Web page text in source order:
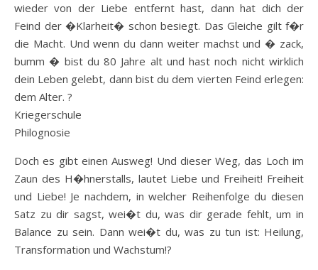
wieder von der Liebe entfernt hast, dann hat dich der
Feind der �Klarheit� schon besiegt. Das Gleiche gilt f�r
die Macht. Und wenn du dann weiter machst und � zack,
bumm � bist du 80 Jahre alt und hast noch nicht wirklich
dein Leben gelebt, dann bist du dem vierten Feind erlegen:
dem Alter. ?
Kriegerschule
Philognosie
Doch es gibt einen Ausweg! Und dieser Weg, das Loch im
Zaun des H�hnerstalls, lautet Liebe und Freiheit! Freiheit
und Liebe! Je nachdem, in welcher Reihenfolge du diesen
Satz zu dir sagst, wei�t du, was dir gerade fehlt, um in
Balance zu sein. Dann wei�t du, was zu tun ist: Heilung,
Transformation und Wachstum!?